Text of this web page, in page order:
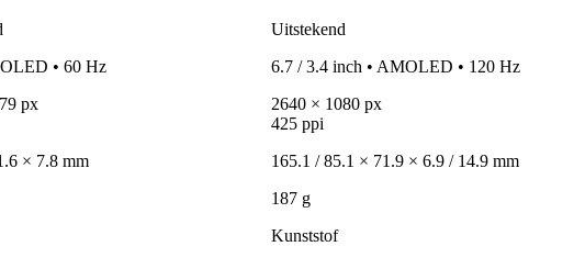
Uitstekend
• 60 Hz
6.7 / 3.4 inch • AMOLED • 120 Hz
px
2640 × 1080 px
425 ppi
× 7.8 mm 165.1 / 85.1 × 71.9 × 6.9 / 14.9 mm
187 g
Kunststof